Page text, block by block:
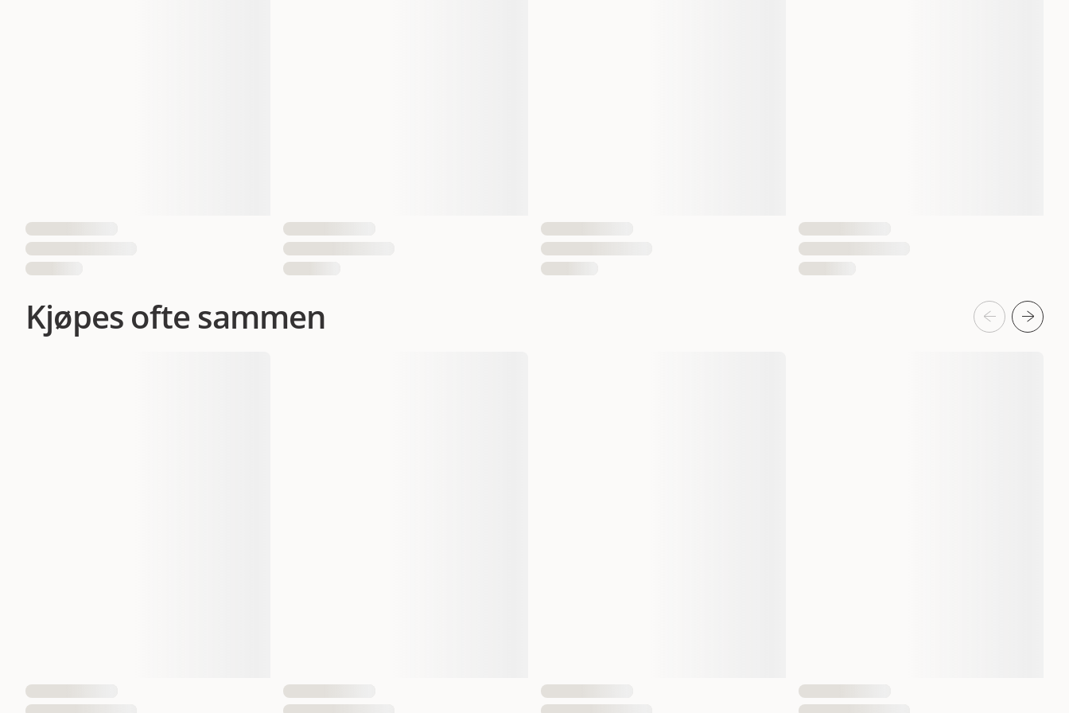
Kjøpes ofte sammen